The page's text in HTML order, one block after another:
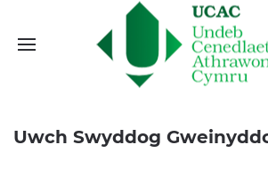
Uwch Swyddog